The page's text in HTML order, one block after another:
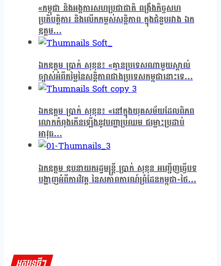
«កម្ពុជា និងអង្គការសហប្រជាជាតិ ពង្រឹងកិច្ចសហ
ប្រតិបត្តិការ និងលើកកម្ពស់សន្តិភាព ក្នុងជំនួបរវាង ឯក
ឧត្តម…
ឯកឧត្តម ប្រាក់ សុខុន៖ «គ្មានប្រទេសណាមួយស្គាល់
ច្បាស់អំពីតម្លៃនៃសន្តិភាពជាងប្រទេសកម្ពុជានោះទេ…
ឯកឧត្តម ប្រាក់ សុខុន៖ «នៅក្នុងយុគសម័យដែលពិភព
លោកកំពុងកើនឡើងនូវបញ្ហាប្រឈម ជម្លោះប្រដាប់
អាវុធ…
ឯកឧត្តម ឧបនាយករដ្ឋមន្ត្រី ប្រាក់ សុខុន អញ្ជើញធ្វើបទ
បង្ហាញអំពីការវិវត្ត នៃសភាពការណ៍ព្រំដែនកម្ពុជា-ថៃ…